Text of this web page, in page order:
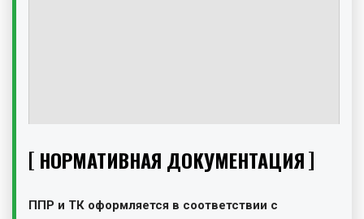
НОРМАТИВНАЯ ДОКУМЕНТАЦИЯ
ППР и ТК оформляется в соответствии с